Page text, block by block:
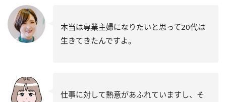
本当は専業主婦になりたいと思って20代は
生きてきたんですよ。
仕事に対して熱意があふれていますし、そ